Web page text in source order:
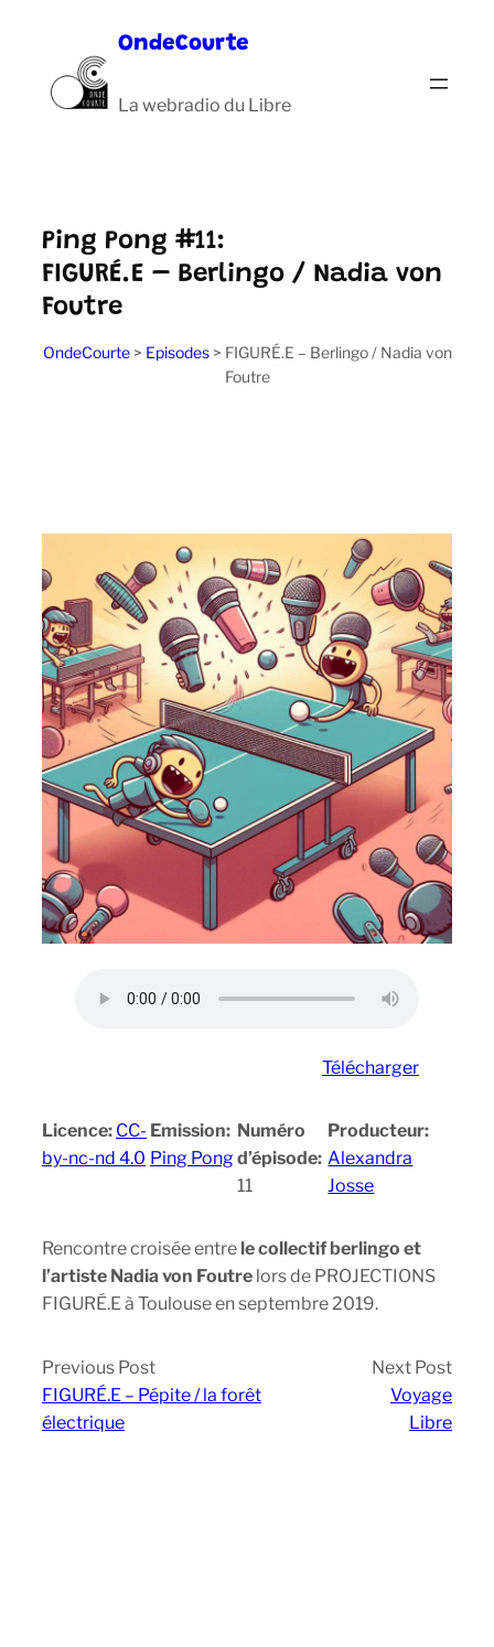
contenu
OndeCourte
La webradio du Libre
Ping Pong #11:
FIGURÉ.E – Berlingo / Nadia von
Foutre
OndeCourte> Episodes> FIGURÉ.E – Berlingo / Nadia von
Foutre
Télécharger
Licence: CC-
by-nc-nd 4.0
Emission:
Ping Pong
Numéro
d’épisode:
11
Producteur:
Alexandra
Josse
Rencontre croisée entre le collectif berlingo et
l’artiste Nadia von Foutre lors de PROJECTIONS
FIGURÉ.E à Toulouse en septembre 2019.
Previous Post
FIGURÉ.E – Pépite / la forêt
électrique
Next Post
Voyage
Libre